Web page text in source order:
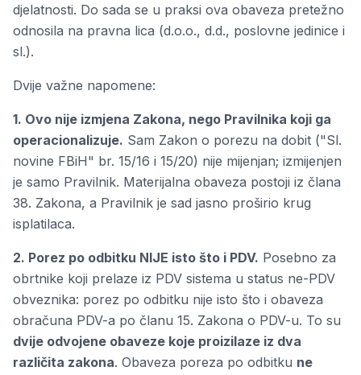
djelatnosti. Do sada se u praksi ova obaveza pretežno
odnosila na pravna lica (d.o.o., d.d., poslovne jedinice i
sl.).
Dvije važne napomene:
1. Ovo nije izmjena Zakona, nego Pravilnika koji ga
operacionalizuje. Sam Zakon o porezu na dobit ("Sl.
novine FBiH" br. 15/16 i 15/20) nije mijenjan; izmijenjen
je samo Pravilnik. Materijalna obaveza postoji iz člana
38. Zakona, a Pravilnik je sad jasno proširio krug
isplatilaca.
2. Porez po odbitku NIJE isto što i PDV. Posebno za
obrtnike koji prelaze iz PDV sistema u status ne-PDV
obveznika: porez po odbitku nije isto što i obaveza
obračuna PDV-a po članu 15. Zakona o PDV-u. To su
dvije odvojene obaveze koje proizilaze iz dva
različita zakona. Obaveza poreza po odbitku ne